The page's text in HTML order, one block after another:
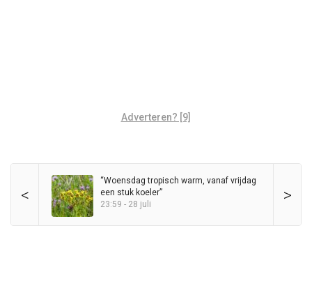
Adverteren? [9]
< >
“Woensdag tropisch warm, vanaf vrijdag
een stuk koeler”
23:59 - 28 juli